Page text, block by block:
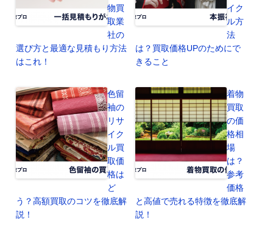
物買
取業
社の
選び方と最適な見積もり方法
はこれ！
イク
ル方
法
は？買取価格UPのためにで
きること
色留
袖の
リサ
イク
ル買
取価
格は
ど
う？高額買取のコツを徹底解
説！
着物
買取
の価
格相
場
は？
参考
価格
と高値で売れる特徴を徹底解
説！